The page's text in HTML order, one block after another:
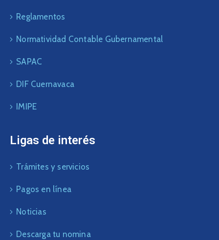
Reglamentos
Normatividad Contable Gubernamental
SAPAC
DIF Cuernavaca
IMIPE
Ligas de interés
Trámites y servicios
Pagos en línea
Noticias
Descarga tu nomina